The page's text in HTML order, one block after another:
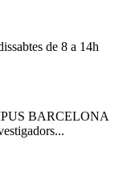
de 8 a 14h
BARCELONA